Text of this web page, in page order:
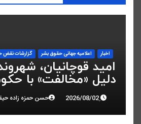
اخبار اعلاميه جهانی حقوق بشر گزارشات نقض
امید قوچانیان،
سال زندان محکوم شد
حسن حمزه زاده